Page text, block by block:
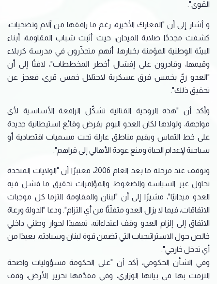
القوى".
و أشار إلى أن "المعارك الأخيرة، رغم ما رافقها من آلام وتضحيات،
كشفت مجددًا صلابة الميدان، حيث أثبت شباب المقاومة، أبناء
البيئة الوطنية المؤمنة بخيارها، أنهم متجذّرون في مدرسة كربلاء
وقيمها، وقادرون على إفشال أخطر المخططات"، لافتًا إلى أن
"العدو زجّ بخمس فرق عسكرية لاحتلال خمس قرى، فعجز عن
تحقيق ذلك".
وأكد أن "هذه الروحية القتالية تشكّل الرافعة الأساسية لأي
مواجهة، ولولاها لكان العدو اليوم يفرض وقائع استيطانية جديدة
على خط التماس ويقيم مناطق عازلة تحت مسميات اقتصادية أو
سياحية لإعدام الحياة ومنع عودة الأهالي إلى قراهم".
وتوقف عند مرحلة ما بعد العام 2006، معتبرًا أن "الولايات المتحدة
تحاول عبر السياسة والضغوط والمؤامرات تحقيق ما فشل فيه
العدو ميدانيًا"، مشيرًا إلى أن "لبنان والمقاومة التزما كل موجبات
الاتفاقات، فيما لا يزال العدو متفلّتًا من أي التزام". ودعا "الدولة ورعاة
الاتفاق إلى إلزام العدو وقف اعتداءاته، تمهيدًا لحوار وطني داخلي
خالص حول الاستراتيجيات التي تضمن قوة لبنان وسيادته، بعيدًا من
أي تدخل خارجي".
وفي الشأن الحكومي، أكد أن "على الحكومة مسؤوليات واضحة
التزمت بها في بيانها الوزاري، وفي مقدّمها تحرير الأرض، وقف